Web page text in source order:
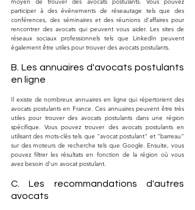
participer à des événements de réseautage tels que des
conférences, des séminaires et des réunions d'affaires pour
rencontrer des avocats qui peuvent vous aider. Les sites de
réseaux sociaux professionnels tels que LinkedIn peuvent
également être utiles pour trouver des avocats postulants.
B. Les annuaires d'avocats postulants
en ligne
Il existe de nombreux annuaires en ligne qui répertorient des
avocats postulants en France. Ces annuaires peuvent être très
utiles pour trouver des avocats postulants dans une région
spécifique. Vous pouvez trouver des avocats postulants en
utilisant des mots-clés tels que "avocat postulant" et "barreau"
sur des moteurs de recherche tels que Google. Ensuite, vous
pouvez filtrer les résultats en fonction de la région où vous
avez besoin d'un avocat postulant.
C. Les recommandations d'autres
avocats